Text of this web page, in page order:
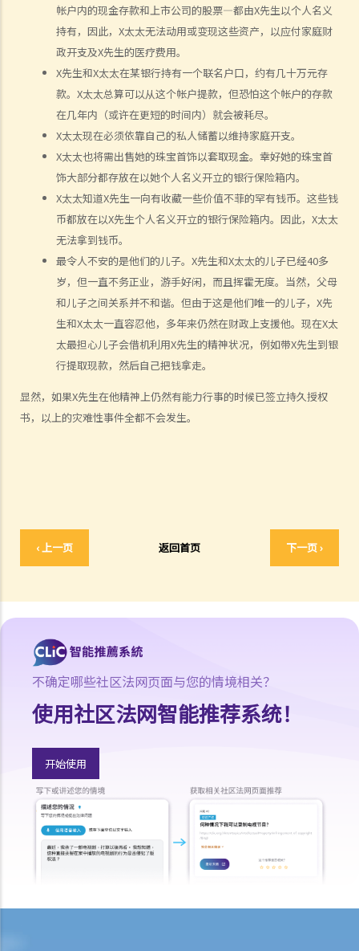
帐户内的现金存款和上市公司的股票—都由X先生以个人名义
持有，因此，X太太无法动用或变现这些资产，以应付家庭财
政开支及X先生的医疗费用。
X先生和X太太在某银行持有一个联名户口，约有几十万元存
款。X太太总算可以从这个帐户提款，但恐怕这个帐户的存款
在几年内（或许在更短的时间内）就会被耗尽。
X太太现在必须依靠自己的私人储蓄以维持家庭开支。
X太太也将需出售她的珠宝首饰以套取现金。幸好她的珠宝首
饰大部分都存放在以她个人名义开立的银行保险箱内。
X太太知道X先生一向有收藏一些价值不菲的罕有钱币。这些钱
币都放在以X先生个人名义开立的银行保险箱内。因此，X太太
无法拿到钱币。
最令人不安的是他们的儿子。X先生和X太太的儿子已经40多
岁，但一直不务正业，游手好闲，而且挥霍无度。当然，父母
和儿子之间关系并不和谐。但由于这是他们唯一的儿子，X先
生和X太太一直容忍他，多年来仍然在财政上支援他。现在X太
太最担心儿子会借机利用X先生的精神状况，例如带X先生到银
行提取现款，然后自己把钱拿走。
显然，如果X先生在他精神上仍然有能力行事的时候已签立持久授权
书，以上的灾难性事件全都不会发生。
‹ 上一页 返回首页 下一页 ›
能力时，我的儿子可处理我的财政事务。我的儿子是一名律师，而媳妇
是一名医生。事情应该很易办吧，只要他们见证我签署那份持久授权
书，我的儿子就可以顺利成为受权人吧？
b. 以信讬法团为受权人
5. 多于一名受权人？
a. 共同行事
b. 共同和各别行事
1. 我年纪已老，想要订立一份持久授权书。我有三位已成年的子女，他
们都是优秀和值得信赖的人。但若我变得精神上无行为能力，我希望能
让我的妻子处理我的财政事务。
6. 注册及通知
a. 注册持久授权书
b. 申请注册与完成注册之间的事宜
c. 就注册持久授权书作出通知
1. 假设授权人在其持久授权书内指定，持久授权书将在授权人被确诊患
有痴呆（失智）症之时开始生效。数年后，授权人出现了痴呆（失智）
症的徵状。不过，受权人没有把持久授权书拿到法院申请注册。其后，
授权人被确诊为精神上无行为能力。但受权人仍没有把持久授权书拿到
7. 撤销持久授权
b. 其他情况下撤销持久授权
8. 持久授权书的主要优点
订立持久授权书的要求和步骤
a. 订明格式
b. 表格1或表格2？
2. 由授权人和受权人签立
a. 由授权人签立
b. 由受权人签立
不确定哪些社区法网页面与您的情境相关？
使用社区法网智能推荐系统！
开始使用